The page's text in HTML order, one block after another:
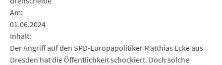
Am
01.06.2024
Inhalt
Der Angriff auf den SPD-Europapolitiker Matthias Ecke aus
Dresden hat die Öffentlichkeit schockiert. Doch solche